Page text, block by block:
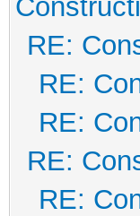
RE:
RE:
RE:
RE:
RE: